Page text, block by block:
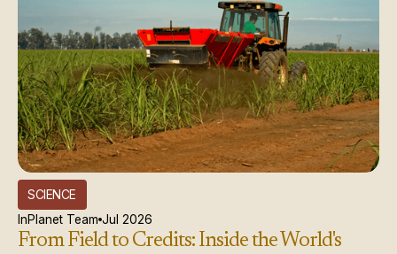
SCIENCE
InPlanet Team Jul 2026
From Field to Credits: Inside the World's